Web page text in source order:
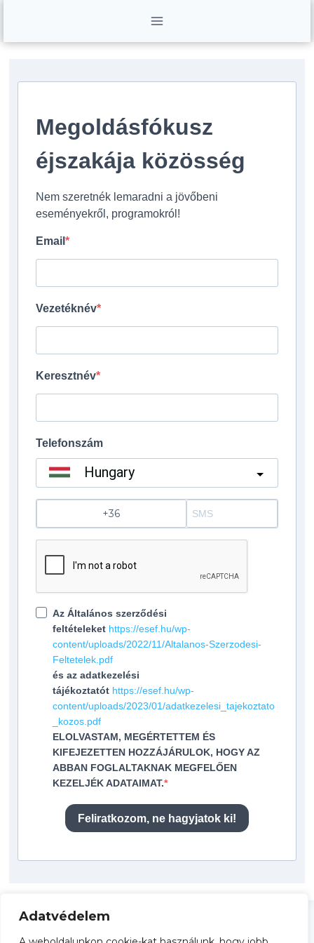
Adatvédelem
Megoldásfókusz
éjszakája közösség
Nem szeretnék lemaradni a jövőbeni
eseményekről, programokról!
Email
Vezetéknév
Keresztnév
Telefonszám
Hungary
Az Általános szerződési
feltételeket https://esef.hu/wp-
content/uploads/2022/11/Altalanos-Szerzodesi-
Feltetelek.pdf
és az adatkezelési
tájékoztatót https://esef.hu/wp-
content/uploads/2023/01/adatkezelesi_tajekoztato
_kozos.pdf
ELOLVASTAM, MEGÉRTETTEM ÉS
KIFEJEZETTEN HOZZÁJÁRULOK, HOGY AZ
ABBAN FOGLALTAKNAK MEGFELŐEN
KEZELJÉK ADATAIMAT.
Feliratkozom, ne hagyjatok ki!